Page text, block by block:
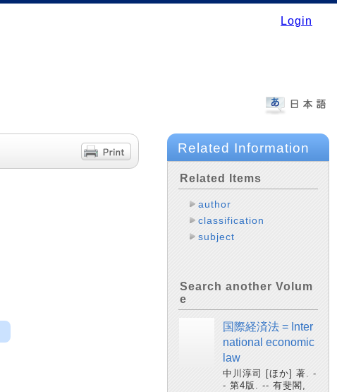
Login
Related Information
Related Items
author
classification
subject
Search another Volum
e
国際経済法 = Inter
national economic
law
中川淳司 [ほか] 著. -
- 第4版. -- 有斐閣,